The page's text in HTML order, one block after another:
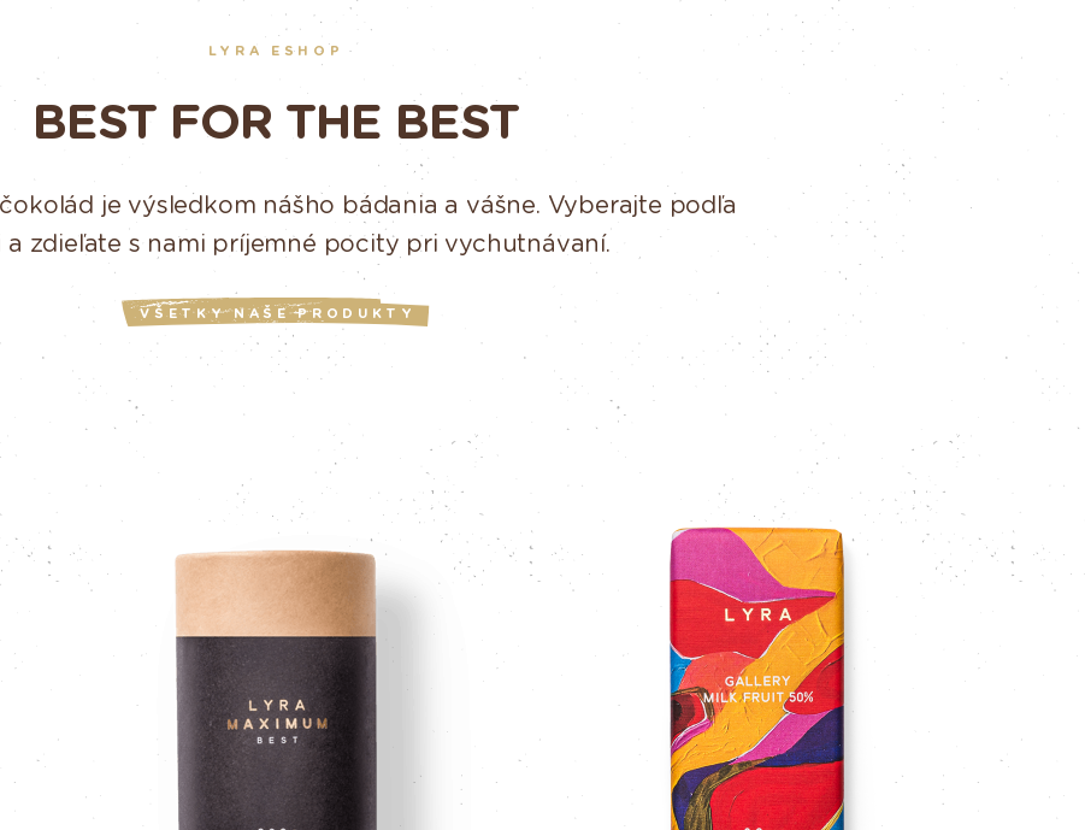
LYRA ESHOP
BEST FOR THE BEST
je výsledkom nášho bádania a vášne. Vyberajte podľa
a zdieľate s nami príjemné pocity pri vychutnávaní.
VŠETKY NAŠE PRODUKTY